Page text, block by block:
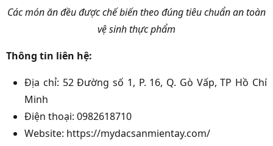
Các món ăn đều được chế biến theo đúng tiêu chuẩn an toàn
vệ sinh thực phẩm
Thông tin liên hệ:
Địa chỉ: 52 Đường số 1, P. 16, Q. Gò Vấp, TP Hồ Chí
Minh
Điện thoại: 0982618710
Website: https://mydacsanmientay.com/